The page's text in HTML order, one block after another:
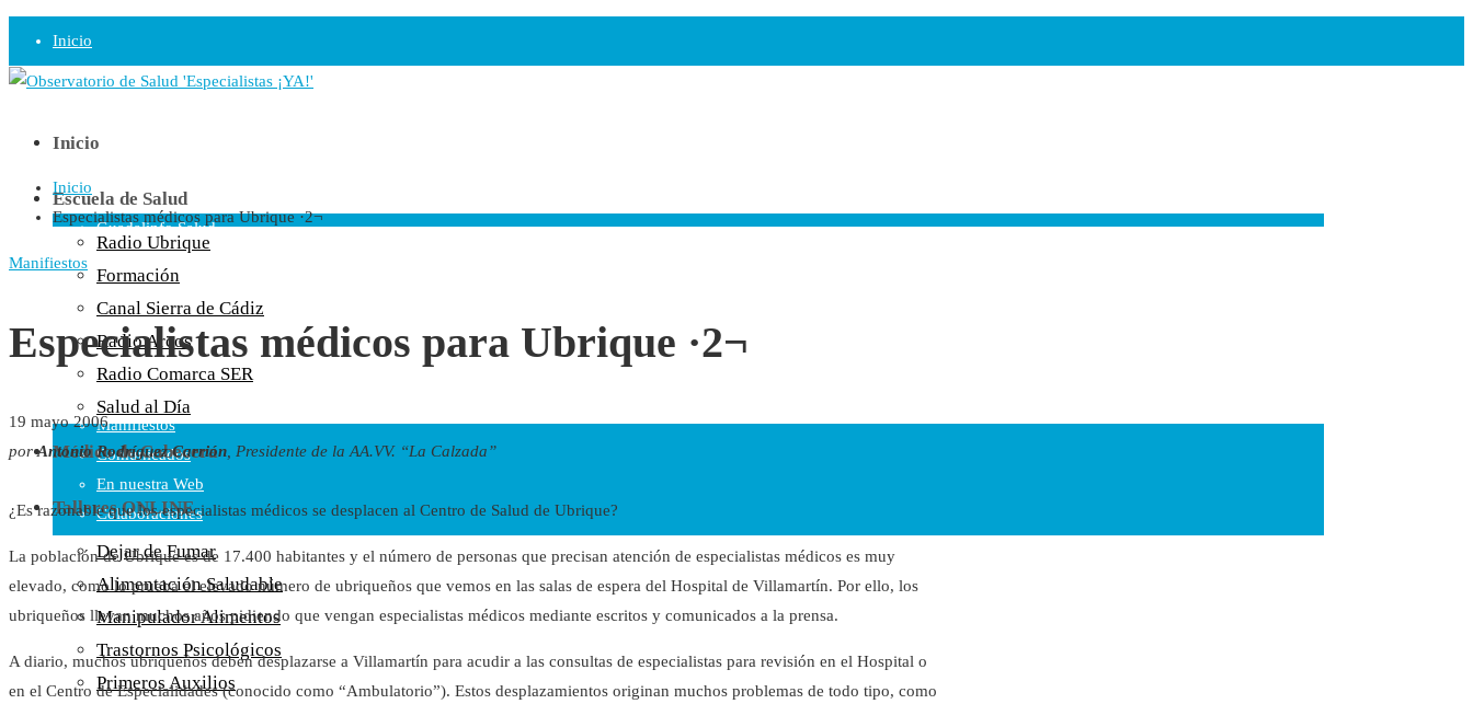
Inicio
Observatorio
Opinión
Radio
Guadalinfo Salud
Radio Guadalete
COPE Pontevedra
Salud en Radio Ubrique
Salud en Verano
Plataforma
Manifiestos
Comunicados
En nuestra Web
Colaboraciones
Cartas al Director
Vídeos
Audio
Cara Oscura Sanidad
Inicio
Escuela de Salud
Radio Ubrique
Formación
Canal Sierra de Cádiz
Radio Arcos
Radio Comarca SER
Salud al Día
Médico de Cabecera
Talleres ONLINE
Dejar de Fumar
Alimentación Saludable
Manipulador Alimentos
Trastornos Psicológicos
Primeros Auxilios
Inicio
Especialistas médicos para Ubrique ·2¬
Manifiestos
Especialistas médicos para Ubrique ·2¬
19 mayo 2006
porAntonio Rodríguez Carrión, Presidente de la AA.VV. “La Calzada”
¿Es razonable que los especialistas médicos se desplacen al Centro de Salud de Ubrique?
La población de Ubrique es de 17.400 habitantes y el número de personas que precisan atención de especialistas médicos es muy
elevado, como lo prueba el elevado número de ubriqueños que vemos en las salas de espera del Hospital de Villamartín. Por ello, los
ubriqueños llevan muchos años pidiendo que vengan especialistas médicos mediante escritos y comunicados a la prensa.
A diario, muchos ubriqueños deben desplazarse a Villamartín para acudir a las consultas de especialistas para revisión en el Hospital o
en el Centro de Especialidades (conocido como “Ambulatorio”). Estos desplazamientos originan muchos problemas de todo tipo, como